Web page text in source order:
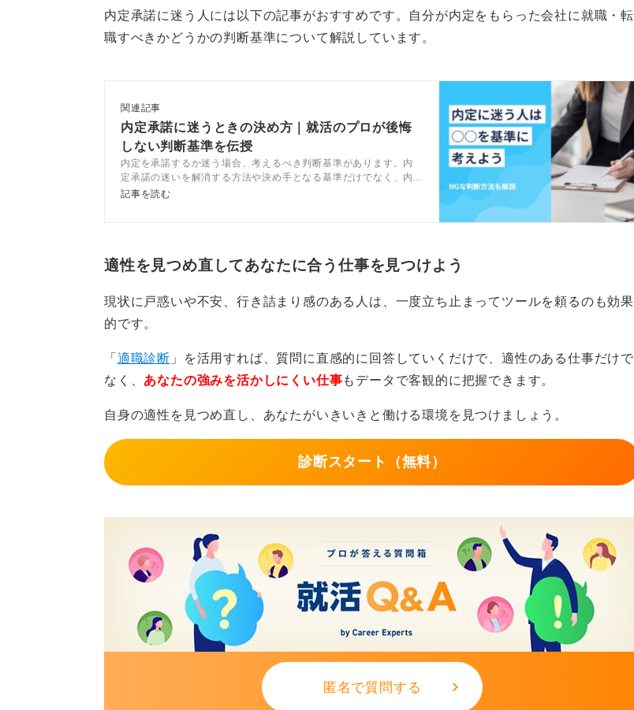
そして、どんな決断をしても「後悔しない」と自分で決めることが、後悔しない
たとえ将来、迷いの気持ちがよぎることがあっても、自分で選んだ道を正解にし
ていくことは、いくらでもできるのです。
0
内定承諾に迷う人には以下の記事がおすすめです。自分が内定をもらった会社に就職・転
職すべきかどうかの判断基準について解説しています。
関連記事
内定承諾に迷うときの決め方｜就活のプロが後悔
しない判断基準を伝授
内定を承諾するか迷う場合、考えるべき判断基準があります。内
定承諾の迷いを解消する方法や決め手となる基準だけでなく、内
定を迷ったときに避けるべきパターンをキャリアコンサルタント
記事を読む
適性を見つめ直してあなたに合う仕事を見つけよう
現状に戸惑いや不安、行き詰まり感のある人は、一度立ち止まってツールを頼るのも効果
的です。
「 適職診断 」を活用すれば、質問に直感的に回答していくだけで、適性のある仕事だけで
なく、 あなたの強みを活かしにくい仕事もデータで客観的に把握できます。
自身の適性を見つめ直し、あなたがいきいきと働ける環境を見つけましょう。
診断スタート（無料）
匿名で質問する